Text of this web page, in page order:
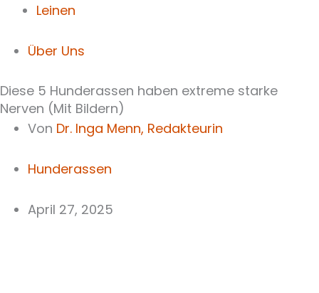
Leinen
Über Uns
Diese 5 Hunderassen haben extreme starke
Nerven (Mit Bildern)
Von Dr. Inga Menn, Redakteurin
Hunderassen
April 27, 2025